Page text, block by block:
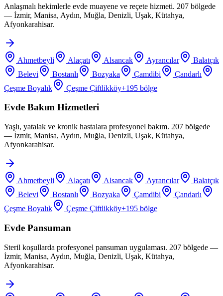
Anlaşmalı hekimlerle evde muayene ve reçete hizmeti. 207 bölgede
— İzmir, Manisa, Aydın, Muğla, Denizli, Uşak, Kütahya,
Afyonkarahisar.
Ahmetbeyli Alaçatı Alsancak Ayrancılar
Balatçık
Belevi
Bostanlı Bozyaka Çamdibi
Çandarlı
Çeşme Boyalık
Çeşme Çiftlikköy+195 bölge
Evde Bakım Hizmetleri
Yaşlı, yatalak ve kronik hastalara profesyonel bakım. 207 bölgede
— İzmir, Manisa, Aydın, Muğla, Denizli, Uşak, Kütahya,
Afyonkarahisar.
Ahmetbeyli Alaçatı Alsancak Ayrancılar
Balatçık
Belevi
Bostanlı Bozyaka Çamdibi
Çandarlı
Çeşme Boyalık
Çeşme Çiftlikköy+195 bölge
Evde Pansuman
Steril koşullarda profesyonel pansuman uygulaması. 207 bölgede —
İzmir, Manisa, Aydın, Muğla, Denizli, Uşak, Kütahya,
Afyonkarahisar.